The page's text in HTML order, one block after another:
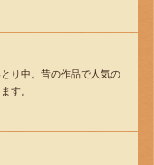
り中。昔の作品で人気の
す。